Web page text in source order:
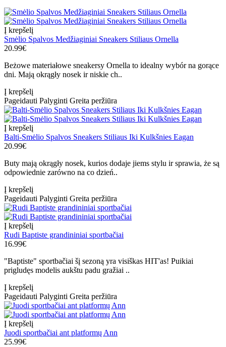
Į krepšelį
Smėlio Spalvos Medžiaginiai Sneakers Stiliaus Ornella
20.99€
Beżowe materiałowe sneakersy Ornella to idealny wybór na gorące
dni. Mają okrągły nosek ir niskie ch..
Į krepšelį
Pageidauti Palyginti Greita peržiūra
Į krepšelį
Balti-Smėlio Spalvos Sneakers Stiliaus Iki Kulkšnies Eagan
20.99€
Buty mają okrągły nosek, kurios dodaje jiems stylu ir sprawia, że są
odpowiednie zarówno na co dzień..
Į krepšelį
Pageidauti Palyginti Greita peržiūra
Į krepšelį
Rudi Baptiste grandininiai sportbačiai
16.99€
"Baptiste" sportbačiai šį sezoną yra visiškas HIT'as! Puikiai
prigludęs modelis aukštu padu gražiai ..
Į krepšelį
Pageidauti Palyginti Greita peržiūra
Į krepšelį
Juodi sportbačiai ant platformų Ann
25.99€